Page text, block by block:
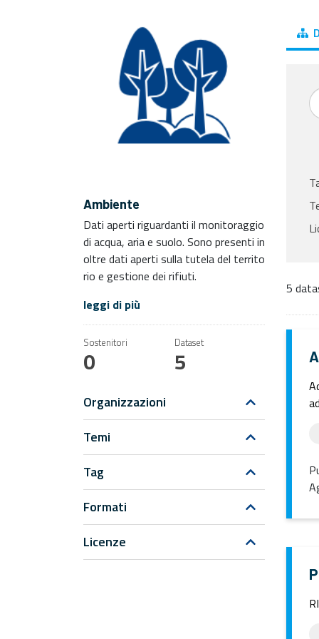
Ambiente
Dati aperti riguardanti il monitoraggio
di acqua, aria e suolo. Sono presenti in
oltre dati aperti sulla tutela del territo
rio e gestione dei rifiuti.
leggi di più
Sostenitori
0
Dataset
5
Organizzazioni
Temi
Tag
Formati
Licenze
5